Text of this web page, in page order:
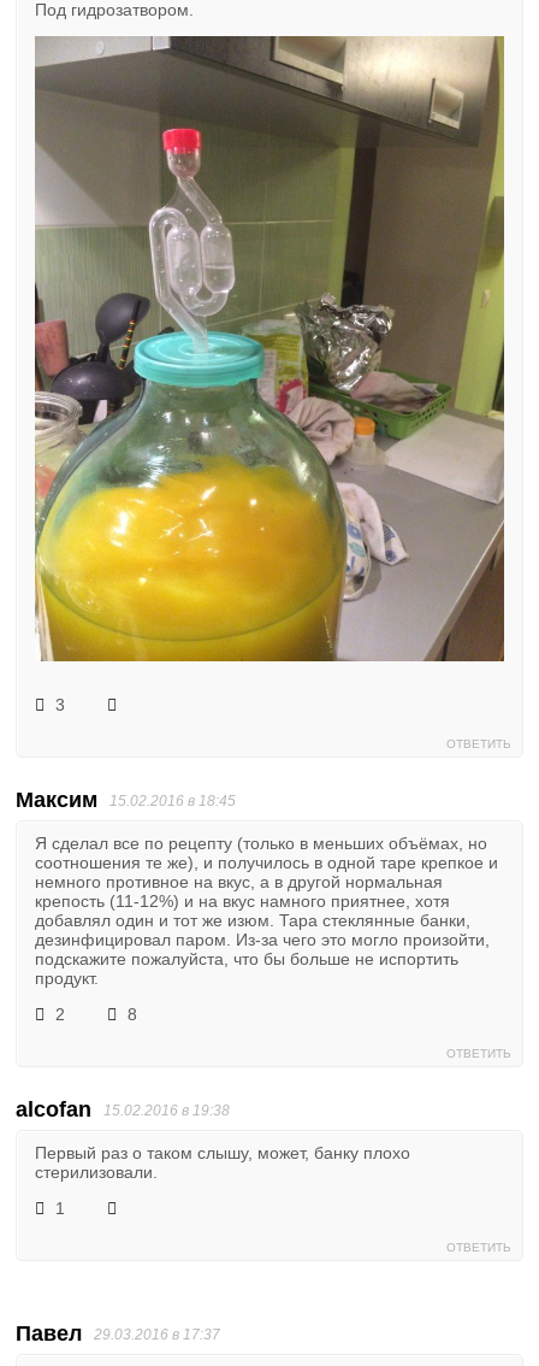
Под гидрозатвором.
3
ОТВЕТИТЬ
Максим 15.02.2016 в 18:45
Я сделал все по рецепту (только в меньших объёмах, но
соотношения те же), и получилось в одной таре крепкое и
немного противное на вкус, а в другой нормальная
крепость (11-12%) и на вкус намного приятнее, хотя
добавлял один и тот же изюм. Тара стеклянные банки,
дезинфицировал паром. Из-за чего это могло произойти,
подскажите пожалуйста, что бы больше не испортить
продукт.
2
8
ОТВЕТИТЬ
alcofan 15.02.2016 в 19:38
Первый раз о таком слышу, может, банку плохо
стерилизовали.
1
ОТВЕТИТЬ
Павел 29.03.2016 в 17:37